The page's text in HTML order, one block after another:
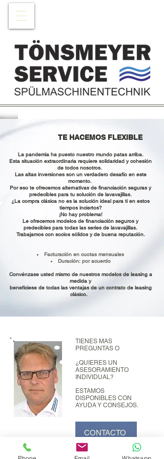
TE HACEMOS FLEXIBLE
La pandemia ha puesto nuestro mundo patas arriba.
Esta situación extraordinaria requiere solidaridad y cohesión
de todos nosotros.
Las altas inversiones son un verdadero desafío en este
momento.
Por eso te ofrecemos alternativas de financiación seguras y
predecibles para tu solución de lavavajillas.
¿La compra clásica no es la solución ideal para ti en estos
tiempos inciertos?
¡No hay problema!
Le ofrecemos modelos de financiación seguros y
predecibles para todas las series de lavavajillas.
Trabajamos con socios sólidos y de buena reputación.
Facturación en cuotas mensuales
Duración: por acuerdo
Convénzase usted mismo de nuestros modelos de leasing a
medida y
benefíciese de todas las ventajas de un contrato de leasing
clásico.
TIENES MAS
PREGUNTAS O
¿QUIERES UN
ASESORAMIENTO
INDIVIDUAL?
ESTAMOS
DISPONIBLES CON
AYUDA Y CONSEJOS.
CONTACTO